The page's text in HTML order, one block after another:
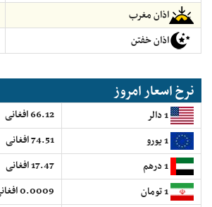
اذان مغرب
اذان خفتن
نرخ اسعار امروز
66.12 افغانی
74.51 افغانی
17.47 افغانی
0.0009 افغانی